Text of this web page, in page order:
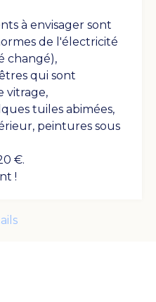
à envisager sont
de l'électricité
changé),
qui sont
vitrage,
tuiles abimées,
peintures sous
€.
!